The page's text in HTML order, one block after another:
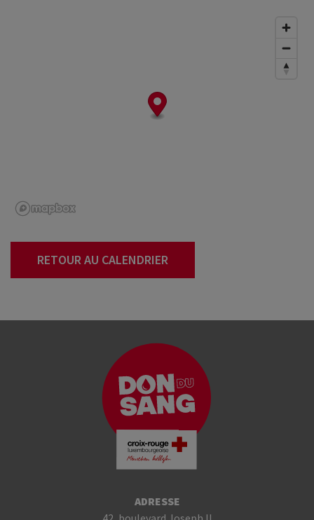
RETOUR AU CALENDRIER
ADRESSE